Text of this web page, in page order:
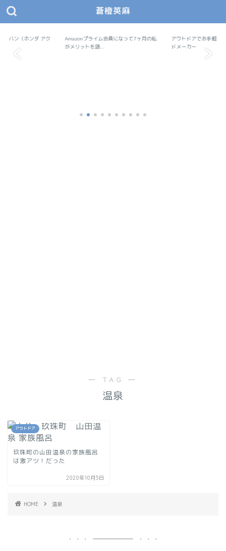
蒼橙英麻
あおとえま モノデザ
蒼橙英麻（あおとえま）の物作りデザイン研究所
軽バン（ホンダ アク
Amazon
Amazonプライム会員になって7ヶ月の私
がメリットを語...
アウトドア
アウトドアでお手軽料
ドメーカー
― TAG ―
温泉
アウトドア
玖珠町の山田温泉の家族風呂
は激アツ！だった
2020年10月5日
HOME 温泉